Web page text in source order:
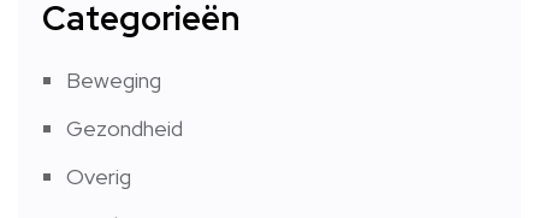
Categorieën
Beweging
Gezondheid
Overig